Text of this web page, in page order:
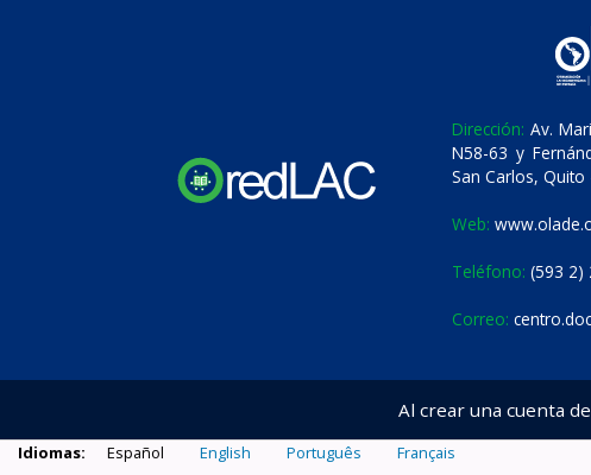
Dirección: Av.
N58-63 y
San Carlos, Quito
Web:
Teléfono: (593 2)
Correo:
Al crear una cuenta
Idiomas: Español English Português Français